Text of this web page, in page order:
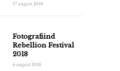
17 august 2018
Fotografiind
Rebellion Festival
2018
6 august 2018